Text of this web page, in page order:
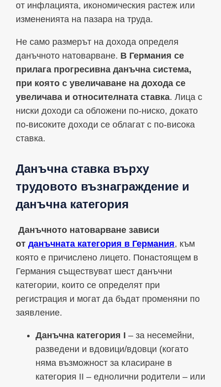
от инфлацията, икономическия растеж или
измененията на пазара на труда.
Не само размерът на дохода определя
данъчното натоварване. В Германия се
прилага прогресивна данъчна система,
при която с увеличаване на дохода се
увеличава и относителната ставка. Лица с
ниски доходи са обложени по-ниско, докато
по-високите доходи се облагат с по-висока
ставка.
Данъчна ставка върху
трудовото възнаграждение и
данъчна категория
Данъчното натоварване зависи
от данъчната категория в Германия, към
която е причислено лицето. Понастоящем в
Германия съществуват шест данъчни
категории, които се определят при
регистрация и могат да бъдат променяни по
заявление.
Данъчна категория I – за несемейни,
разведени и вдовици/вдовци (когато
няма възможност за класиране в
категория II – еднолични родители – или